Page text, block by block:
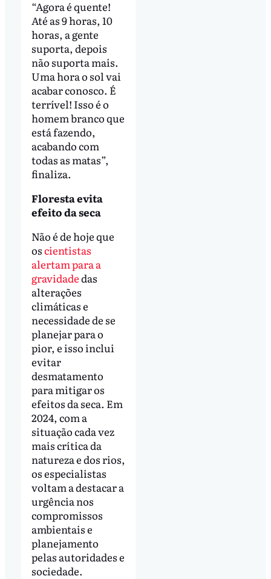
“Agora é quente!
Até as 9 horas, 10
horas, a gente
suporta, depois
não suporta mais.
Uma hora o sol vai
acabar conosco. É
terrível! Isso é o
homem branco que
está fazendo,
acabando com
todas as matas”,
finaliza.
Floresta evita
efeito da seca
Não é de hoje que
oscientistas
alertam para a
gravidadedas
alterações
climáticas e
necessidade de se
planejar para o
pior, e isso inclui
evitar
desmatamento
para mitigar os
efeitos da seca. Em
2024, com a
situação cada vez
mais crítica da
natureza e dos rios,
os especialistas
voltam a destacar a
urgência nos
compromissos
ambientais e
planejamento
pelas autoridades e
sociedade.